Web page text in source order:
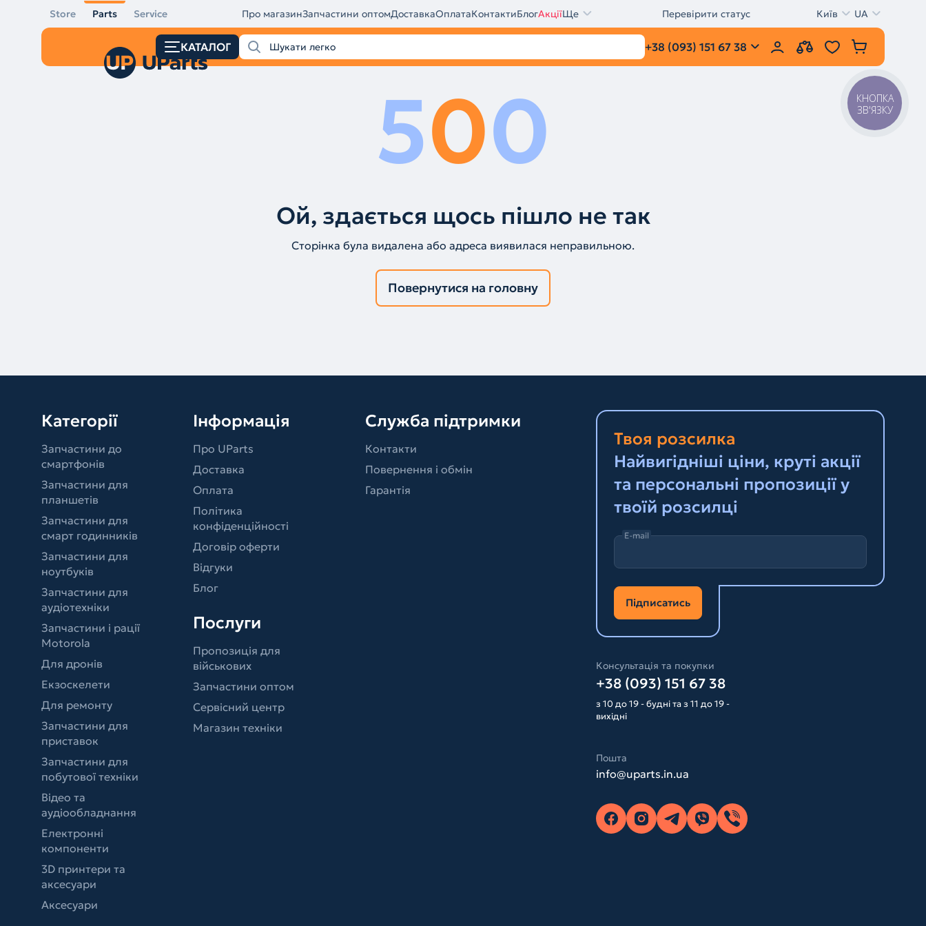
Store Parts Service Про магазинЗапчастини оптомДоставкаОплатаКонтактиБлогАкціїЩе Перевірити статус Київ UA
КАТАЛОГ +38 (093) 151 67 38
500
Ой, здається щось пішло не так
Сторінка була видалена або адреса виявилася неправильною.
Повернутися на головну
Категорії
Запчастини до
смартфонів
Запчастини для
планшетів
Запчастини для
смарт годинників
Запчастини для
ноутбуків
Запчастини для
аудіотехніки
Запчастини і рації
Motorola
Для дронів
Екзоскелети
Для ремонту
Запчастини для
приставок
Запчастини для
побутової техніки
Відео та
аудіообладнання
Електронні
компоненти
3D принтери та
аксесуари
Аксесуари
Інформація
Про UParts
Доставка
Оплата
Політика
конфіденційності
Договір оферти
Відгуки
Блог
Послуги
Пропозиція для
військових
Запчастини оптом
Сервісний центр
Магазин техніки
Служба підтримки
Контакти
Повернення і обмін
Гарантія
Твоя розсилка
Найвигідніші ціни, круті акції
та персональні пропозиції у
твоїй розсилці
E-mail
Підписатись
Консультація та покупки
+38 (093) 151 67 38
з 10 до 19 - будні та з 11 до 19 -
вихідні
Пошта
info@uparts.in.ua
КНОПКА
ЗВ'ЯЗКУ